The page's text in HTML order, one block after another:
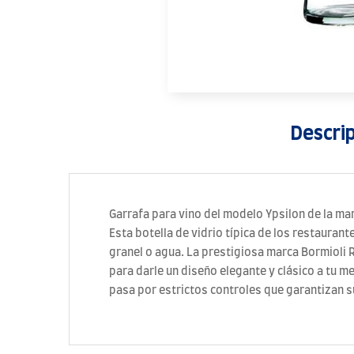
Garrafa para vino del modelo Ypsilon de la
Esta botella de vidrio típica de los
granel o agua. La prestigiosa marca Bormioli
para darle un diseño elegante y clásico a tu
pasa por estrictos controles que garantizan